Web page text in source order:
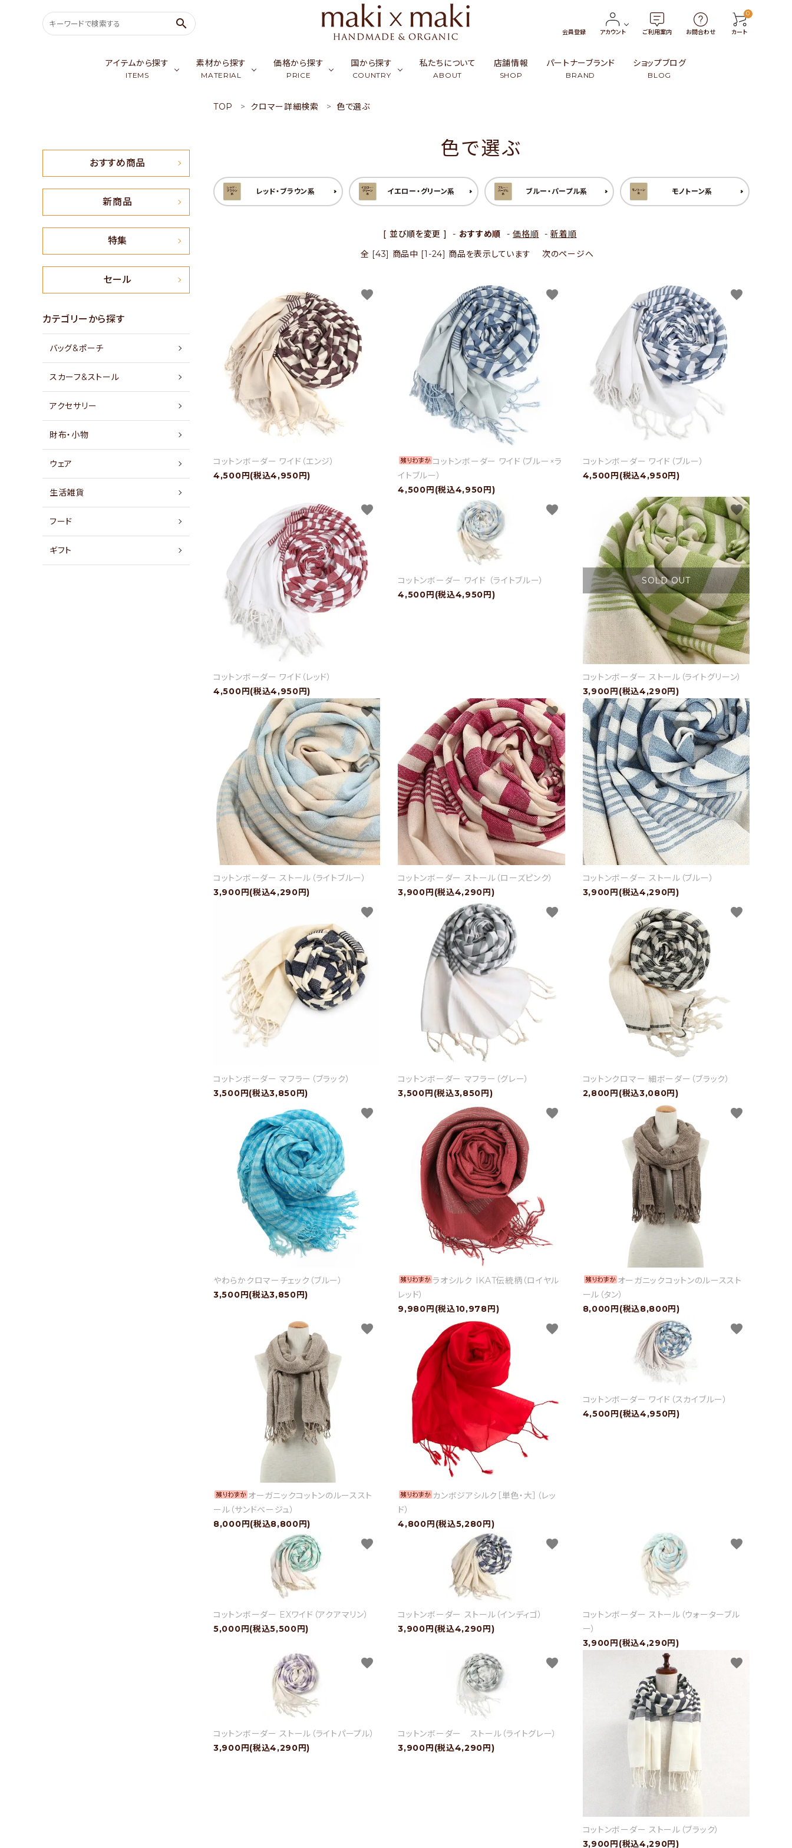
search
会員登録 アカウント ご利用案内 お問合わせ
0
カート
アイテムから探す
ITEMS
ウェア ギフト
素材から探す
MATERIAL
竹（バンブー）・籐（ラタン）・葦
天然石／パワーストーン アップサイクル その他
価格から探す
PRICE
￥10,000〜￥14,999
国から探す
COUNTRY
バングラデシュ
その他
私たちについて
ABOUT
店舗情報
SHOP
パートナーブランド
BRAND
ショップブログ
BLOG
person 新規会員登録
おすすめ商品
新商品
特集
価格から探す
国から探す
私たちについて
おすすめ商品
新商品
特集
セール
カテゴリーから探す
バッグ&ポーチ
スカーフ&ストール
アクセサリー
財布・小物
ウェア
生活雑貨
フード
ギフト
TOP クロマー詳細検索 色で選ぶ
色で選ぶ
レッド・ブラウン系 イエロー・グリーン系 ブルー・パープル系 モノトーン系
[ 並び順を変更 ] - おすすめ順 -価格順 -新着順
全 [43] 商品中 [1-24] 商品を表示しています
次のページへ
コットンボーダー ワイド（エンジ）
4,500円(税込4,950円)
favorite
コットンボーダー ワイド（ブルー×ラ
イトブルー）
4,500円(税込4,950円)
favorite
コットンボーダー ワイド（ブルー）
4,500円(税込4,950円)
favorite
コットンボーダー ワイド（レッド）
4,500円(税込4,950円)
favorite
コットンボーダー ワイド （ライトブルー）
4,500円(税込4,950円)
favorite
SOLD OUT
コットンボーダー ストール（ライトグリーン）
3,900円(税込4,290円)
favorite
コットンボーダー ストール（ライトブルー）
3,900円(税込4,290円)
favorite
コットンボーダー ストール（ローズピンク）
3,900円(税込4,290円)
favorite
コットンボーダー ストール（ブルー）
3,900円(税込4,290円)
favorite
コットンボーダー マフラー（ブラック）
3,500円(税込3,850円)
favorite
コットンボーダー マフラー（グレー）
3,500円(税込3,850円)
favorite
コットンクロマー 細ボーダー（ブラック）
2,800円(税込3,080円)
favorite
やわらかクロマーチェック（ブルー）
3,500円(税込3,850円)
favorite
ラオシルク IKAT伝統柄（ロイヤル
レッド）
9,980円(税込10,978円)
favorite
オーガニックコットンのルーススト
ール（タン）
8,000円(税込8,800円)
favorite
オーガニックコットンのルーススト
ール（サンドベージュ）
8,000円(税込8,800円)
favorite
カンボジアシルク［単色・大］（レッ
ド）
4,800円(税込5,280円)
favorite
コットンボーダー ワイド（スカイブルー）
4,500円(税込4,950円)
favorite
コットンボーダー EXワイド（アクアマリン）
5,000円(税込5,500円)
favorite
コットンボーダー ストール（インディゴ）
3,900円(税込4,290円)
favorite
コットンボーダー ストール（ウォーターブル
ー）
3,900円(税込4,290円)
favorite
コットンボーダー ストール（ライトパープル）
3,900円(税込4,290円)
favorite
コットンボーダー ストール（ライトグレー）
3,900円(税込4,290円)
favorite
コットンボーダー ストール（ブラック）
3,900円(税込4,290円)
favorite